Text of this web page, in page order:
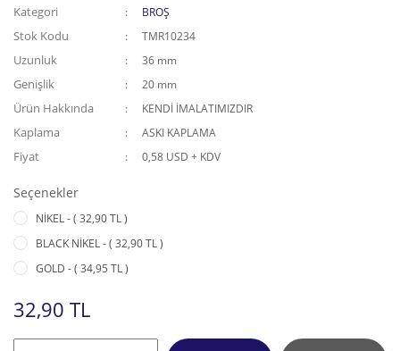
Kategori BROŞ
Stok Kodu TMR10234
Uzunluk 36 mm
Genişlik 20 mm
Ürün Hakkında KENDİ İMALATIMIZDIR
Kaplama ASKI KAPLAMA
Fiyat 0,58 USD + KDV
Seçenekler
NİKEL - ( 32,90 TL )
BLACK NİKEL - ( 32,90 TL )
GOLD - ( 34,95 TL )
32,90 TL